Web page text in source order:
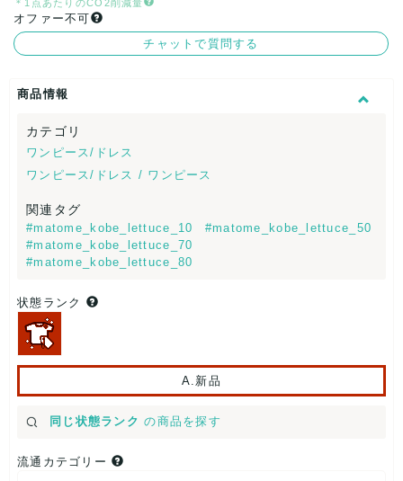
＊1点あたりのCO2削減量
オファー不可
チャットで質問する
商品情報
カテゴリ
ワンピース/ドレス
ワンピース/ドレス / ワンピース
関連タグ
#matome_kobe_lettuce_10
#matome_kobe_lettuce_50
#matome_kobe_lettuce_70
#matome_kobe_lettuce_80
状態ランク
A.新品
同じ状態ランク の商品を探す
流通カテゴリー